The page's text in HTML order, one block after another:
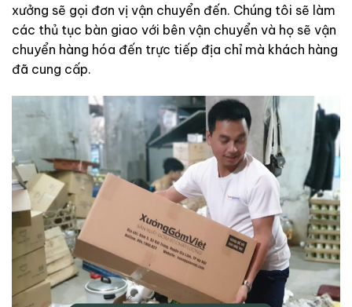
xưởng sẽ gọi đơn vị vận chuyển đến. Chúng tôi sẽ làm
các thủ tục bàn giao với bên vận chuyển và họ sẽ vận
chuyển hàng hóa đến trực tiếp địa chỉ mà khách hàng
đã cung cấp.